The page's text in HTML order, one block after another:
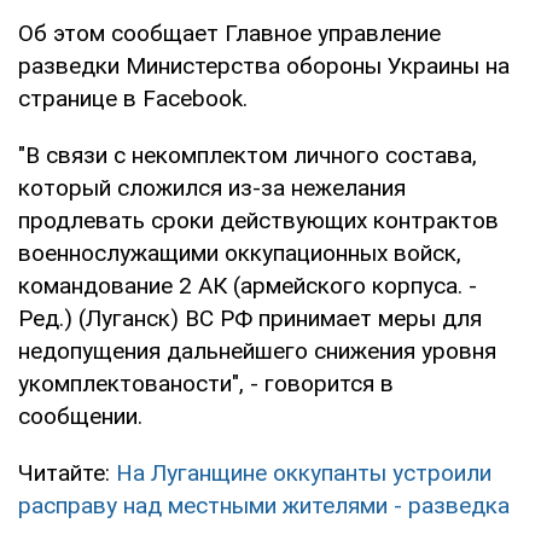
Об этом сообщает Главное управление
разведки Министерства обороны Украины на
странице в Facebook.
"В связи с некомплектом личного состава,
который сложился из-за нежелания
продлевать сроки действующих контрактов
военнослужащими оккупационных войск,
командование 2 АК (армейского корпуса. -
Ред.) (Луганск) ВС РФ принимает меры для
недопущения дальнейшего снижения уровня
укомплектованости", - говорится в
сообщении.
Читайте: На Луганщине оккупанты устроили
расправу над местными жителями - разведка